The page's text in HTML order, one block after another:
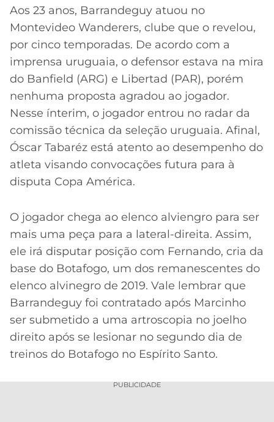
Aos 23 anos, Barrandeguy atuou no
Montevideo Wanderers, clube que o revelou,
por cinco temporadas. De acordo com a
imprensa uruguaia, o defensor estava na mira
do Banfield (ARG) e Libertad (PAR), porém
nenhuma proposta agradou ao jogador.
Nesse ínterim, o jogador entrou no radar da
comissão técnica da seleção uruguaia. Afinal,
Óscar Tabaréz está atento ao desempenho do
atleta visando convocações futura para à
disputa Copa América.
O jogador chega ao elenco alviengro para ser
mais uma peça para a lateral-direita. Assim,
ele irá disputar posição com Fernando, cria da
base do Botafogo, um dos remanescentes do
elenco alvinegro de 2019. Vale lembrar que
Barrandeguy foi contratado após Marcinho
ser submetido a uma artroscopia no joelho
direito após se lesionar no segundo dia de
treinos do Botafogo no Espírito Santo.
PUBLICIDADE